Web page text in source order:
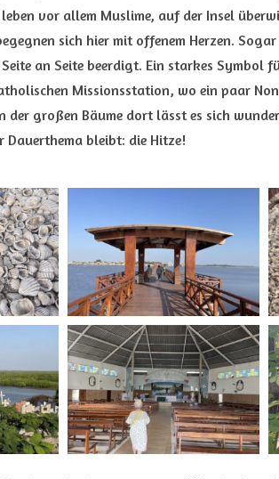
vor allem Muslime, auf der Insel
sich hier mit offenem Herzen.
an Seite beerdigt. Ein starkes Symbol
Missionsstation, wo ein paar
der großen Bäume dort lässt es sich
Dauerthema bleibt: die Hitze!